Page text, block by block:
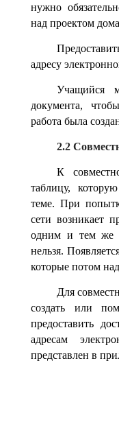
нужно
над проектом
адресу
Учащийся
документа,
работа была
2.2
К
таблицу,
теме. При
сети возникает
одним и тем же
нельзя.
которые потом
Для
создать или
предоставить
адресам
представлен в